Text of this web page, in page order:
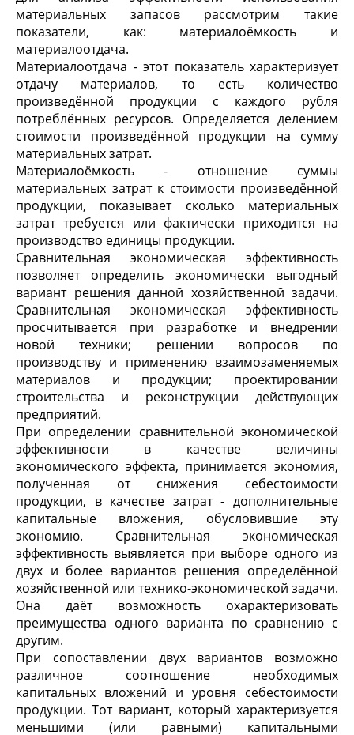
материальных запасов рассмотрим такие
показатели, как: материалоёмкость и
материалоотдача.
Материалоотдача - этот показатель характеризует
отдачу материалов, то есть количество
произведённой продукции с каждого рубля
потреблённых ресурсов. Определяется делением
стоимости произведённой продукции на сумму
материальных затрат.
Материалоёмкость - отношение суммы
материальных затрат к стоимости произведённой
продукции, показывает сколько материальных
затрат требуется или фактически приходится на
производство единицы продукции.
Сравнительная экономическая эффективность
позволяет определить экономически выгодный
вариант решения данной хозяйственной задачи.
Сравнительная экономическая эффективность
просчитывается при разработке и внедрении
новой техники; решении вопросов по
производству и применению взаимозаменяемых
материалов и продукции; проектировании
строительства и реконструкции действующих
предприятий.
При определении сравнительной экономической
эффективности в качестве величины
экономического эффекта, принимается экономия,
полученная от снижения себестоимости
продукции, в качестве затрат - дополнительные
капитальные вложения, обусловившие эту
экономию. Сравнительная экономическая
эффективность выявляется при выборе одного из
двух и более вариантов решения определённой
хозяйственной или технико-экономической задачи.
Она даёт возможность охарактеризовать
преимущества одного варианта по сравнению с
другим.
При сопоставлении двух вариантов возможно
различное соотношение необходимых
капитальных вложений и уровня себестоимости
продукции. Тот вариант, который характеризуется
меньшими (или равными) капитальными